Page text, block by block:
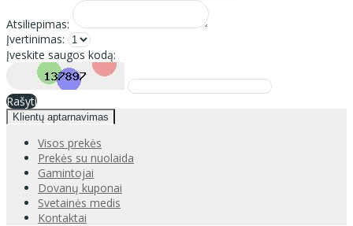
Atsiliepimas:
Įvertinimas:
Įveskite saugos kodą:
Rašyti
Klientų aptarnavimas
Visos prekės
Prekės su nuolaida
Gamintojai
Dovanų kuponai
Svetainės medis
Kontaktai